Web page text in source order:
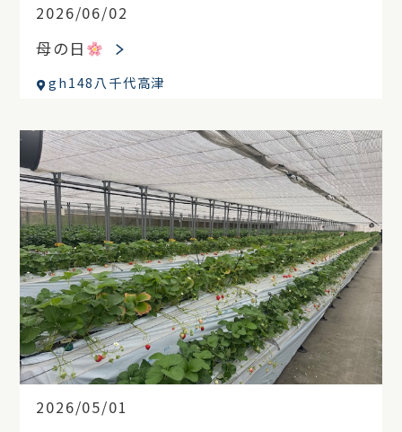
2026/06/02
母の日
gh148八千代高津
2026/05/01